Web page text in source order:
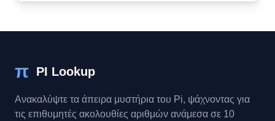
π PI Lookup
Ανακαλύψτε τα άπειρα μυστήρια του Pi, ψάχνοντας για
τις επιθυμητές ακολουθίες αριθμών ανάμεσα σε 10